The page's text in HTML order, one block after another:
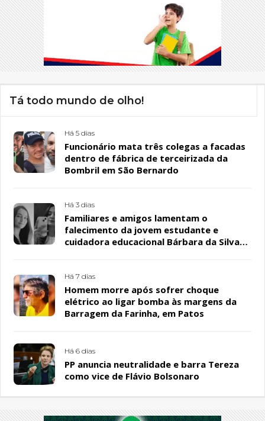
Tá todo mundo de olho!
Há 5 dias
Funcionário mata três colegas a facadas
dentro de fábrica de terceirizada da
Bombril em São Bernardo
Há 3 dias
Familiares e amigos lamentam o
falecimento da jovem estudante e
cuidadora educacional Bárbara da Silva
Há 7 dias
Homem morre após sofrer choque
elétrico ao ligar bomba às margens da
Barragem da Farinha, em Patos
Há 6 dias
PP anuncia neutralidade e barra Tereza
como vice de Flávio Bolsonaro